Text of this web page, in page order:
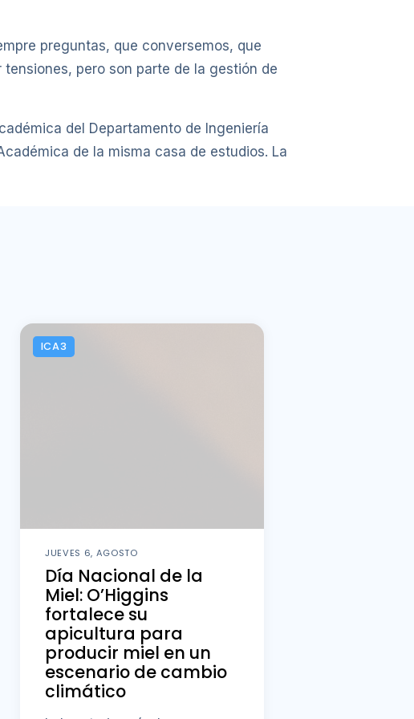
preguntas, que conversemos, que
pero son parte de la gestión de
del Departamento de Ingeniería
de la misma casa de estudios. La
ICA3
JUEVES 6, AGOSTO
Día Nacional de la
Miel: O’Higgins
fortalece su
apicultura para
producir miel en un
escenario de cambio
climático